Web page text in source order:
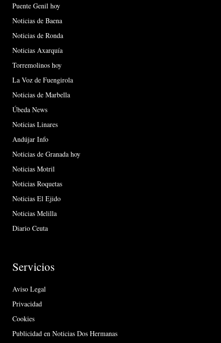
Puente Genil hoy
Noticias de Baena
Noticias de Ronda
Noticias Axarquía
Torremolinos hoy
La Voz de Fuengirola
Noticias de Marbella
Úbeda News
Noticias Linares
Andújar Info
Noticias de Granada hoy
Noticias Motril
Noticias Roquetas
Noticias El Ejido
Noticias Melilla
Diario Ceuta
Servicios
Aviso Legal
Privacidad
Cookies
Publicidad en Noticias Dos Hermanas